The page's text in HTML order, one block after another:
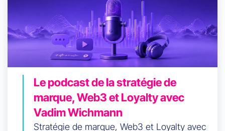
Le podcast de la stratégie de
marque, Web3 et Loyalty avec
Vadim Wichmann
Stratégie de marque, Web3 et Loyalty avec